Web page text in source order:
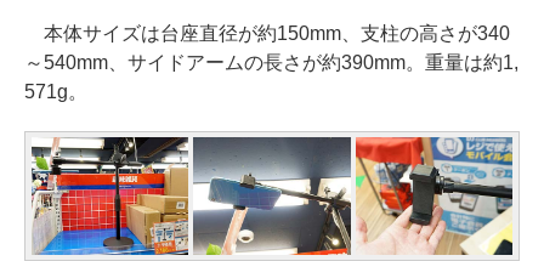
本体サイズは台座直径が約150mm、支柱の高さが340
～540mm、サイドアームの長さが約390mm。重量は約1,
571g。